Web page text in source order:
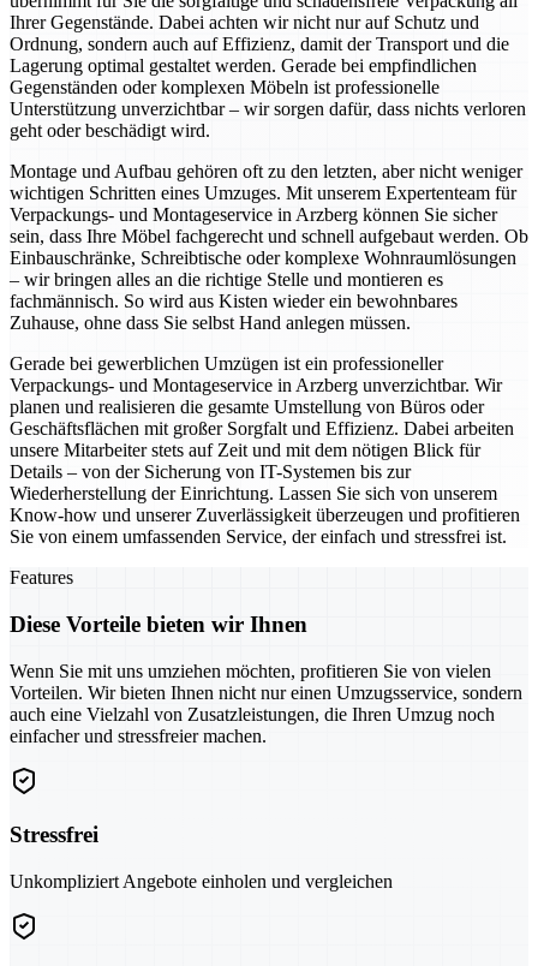
Ihrer Gegenstände. Dabei achten wir nicht nur auf Schutz und
Ordnung, sondern auch auf Effizienz, damit der Transport und die
Lagerung optimal gestaltet werden. Gerade bei empfindlichen
Gegenständen oder komplexen Möbeln ist professionelle
Unterstützung unverzichtbar – wir sorgen dafür, dass nichts verloren
geht oder beschädigt wird.
Montage und Aufbau gehören oft zu den letzten, aber nicht weniger
wichtigen Schritten eines Umzuges. Mit unserem Expertenteam für
Verpackungs- und Montageservice in Arzberg können Sie sicher
sein, dass Ihre Möbel fachgerecht und schnell aufgebaut werden. Ob
Einbauschränke, Schreibtische oder komplexe Wohnraumlösungen
– wir bringen alles an die richtige Stelle und montieren es
fachmännisch. So wird aus Kisten wieder ein bewohnbares
Zuhause, ohne dass Sie selbst Hand anlegen müssen.
Gerade bei gewerblichen Umzügen ist ein professioneller
Verpackungs- und Montageservice in Arzberg unverzichtbar. Wir
planen und realisieren die gesamte Umstellung von Büros oder
Geschäftsflächen mit großer Sorgfalt und Effizienz. Dabei arbeiten
unsere Mitarbeiter stets auf Zeit und mit dem nötigen Blick für
Details – von der Sicherung von IT-Systemen bis zur
Wiederherstellung der Einrichtung. Lassen Sie sich von unserem
Know-how und unserer Zuverlässigkeit überzeugen und profitieren
Sie von einem umfassenden Service, der einfach und stressfrei ist.
Features
Diese Vorteile bieten wir Ihnen
Wenn Sie mit uns umziehen möchten, profitieren Sie von vielen
Vorteilen. Wir bieten Ihnen nicht nur einen Umzugsservice, sondern
auch eine Vielzahl von Zusatzleistungen, die Ihren Umzug noch
einfacher und stressfreier machen.
Stressfrei
Unkompliziert Angebote einholen und vergleichen